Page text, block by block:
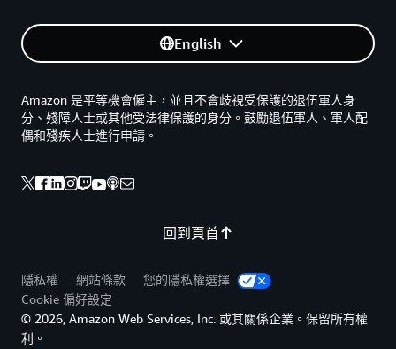
English
回到頁首
Amazon 是平等機會僱主，並且不會歧視受保護的退伍軍人身
分、殘障人士或其他受法律保護的身分。鼓勵退伍軍人、軍人配
偶和殘疾人士進行申請。
隱私權 網站條款
您的隱私權選擇
Cookie 偏好設定
© 2026, Amazon Web Services, Inc. 或其關係企業。保留所有權
利。